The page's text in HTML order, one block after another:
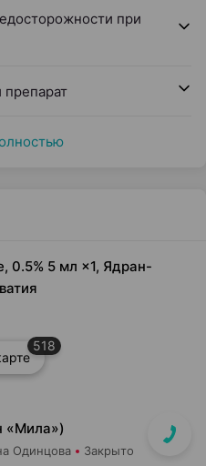
при
0.5% 5 мл ×1, Ядран-
518
«Мила»)
Одинцова Закрыто